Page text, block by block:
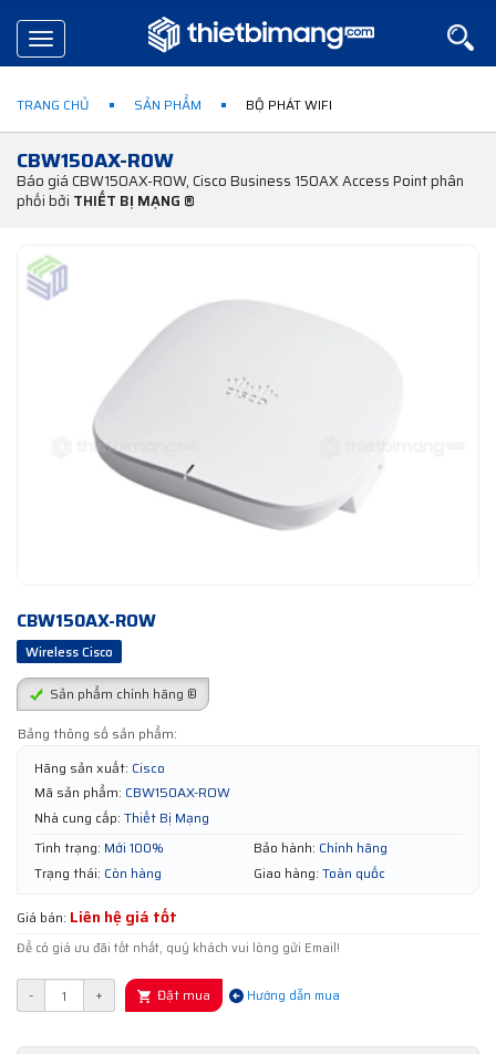
Toggle
navigation
TRANG CHỦ SẢN PHẨM BỘ PHÁT WIFI
CBW150AX-ROW
Báo giá CBW150AX-ROW, Cisco Business 150AX Access Point phân
phối bởi THIẾT BỊ MẠNG ®
CBW150AX-ROW
Wireless Cisco
Sản phẩm chính hãng ®
Bảng thông số sản phẩm:
Hãng sản xuất: Cisco
Mã sản phẩm: CBW150AX-ROW
Nhà cung cấp: Thiết Bị Mạng
Tình trạng: Mới 100% Bảo hành: Chính hãng
Trạng thái: Còn hàng Giao hàng: Toàn quốc
Giá bán: Liên hệ giá tốt
Để có giá ưu đãi tốt nhất, quý khách vui lòng gửi Email!
- + Đặt mua Hướng dẫn mua